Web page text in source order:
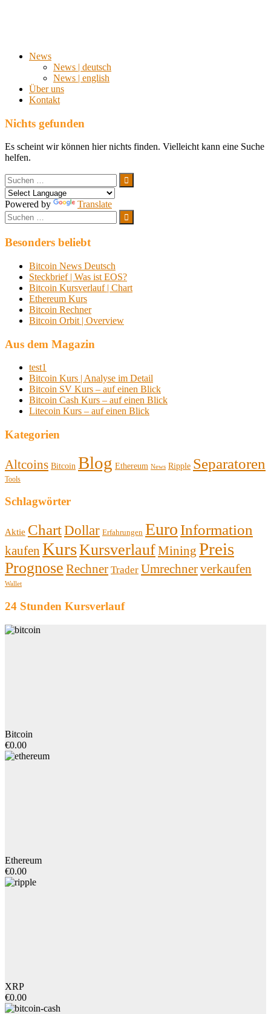
News
News | deutsch
News | english
Über uns
Kontakt
Nichts gefunden
Es scheint wir können hier nichts finden. Vielleicht kann eine Suche
helfen.
Suchen
nach:
Suchen
Powered by
Translate
Suchen
nach:
Suchen
Besonders beliebt
Bitcoin News Deutsch
Steckbrief | Was ist EOS?
Bitcoin Kursverlauf | Chart
Ethereum Kurs
Bitcoin Rechner
Bitcoin Orbit | Overview
Aus dem Magazin
test1
Bitcoin Kurs | Analyse im Detail
Bitcoin SV Kurs – auf einen Blick
Bitcoin Cash Kurs – auf einen Blick
Litecoin Kurs – auf einen Blick
Kategorien
Altcoins Bitcoin Blog Ethereum News Ripple Separatoren
Tools
Schlagwörter
Aktie ChartDollar Erfahrungen Euro Information
kaufen KursKursverlaufMining Preis
Prognose Rechner Trader Umrechnerverkaufen
Wallet
24 Stunden Kursverlauf
Bitcoin
€0.00
Ethereum
€0.00
XRP
€0.00